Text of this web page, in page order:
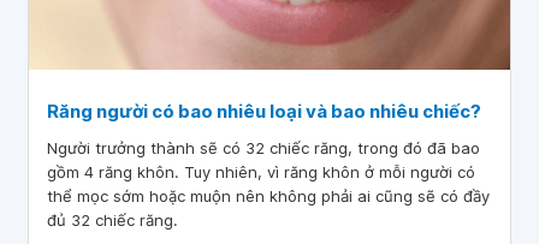
Răng người có bao nhiêu loại và bao nhiêu chiếc?
Người trưởng thành sẽ có 32 chiếc răng, trong đó đã bao
gồm 4 răng khôn. Tuy nhiên, vì răng khôn ở mỗi người có
thể mọc sớm hoặc muộn nên không phải ai cũng sẽ có đầy
đủ 32 chiếc răng.